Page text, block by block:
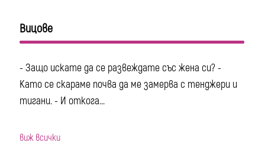
Вицове
- Защо искате да се развеждате със жена си? -
Като се скараме почва да ме замерва с тенджери и
тигани. - И откога...
виж всички